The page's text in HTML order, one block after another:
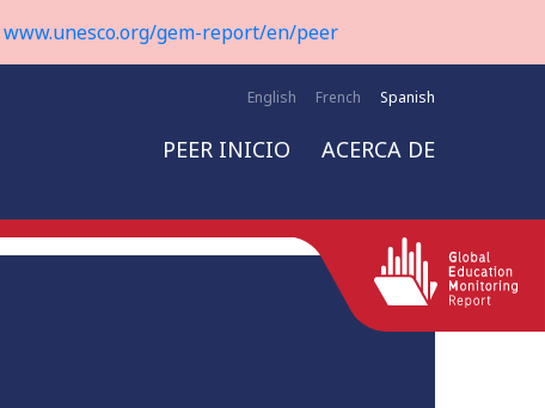
www.unesco.org/gem-report/en/peer
English French Spanish
PEER INICIO ACERCA DE